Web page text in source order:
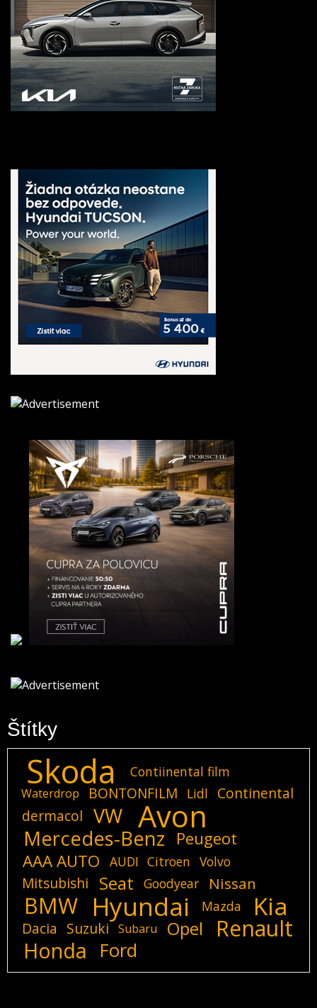
Štítky
Skoda Contiinental film
Waterdrop BONTONFILM Lidl
Continental
dermacol
VW Avon
Mercedes-Benz
Peugeot
AAA AUTO
AUDI Citroen Volvo
Mitsubishi Seat Goodyear Nissan
BMW Hyundai Mazda Kia
Dacia Suzuki Subaru Opel Renault
Honda Ford